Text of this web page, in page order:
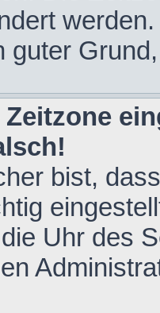
guter
Zeitzone
bist,
Uhr des